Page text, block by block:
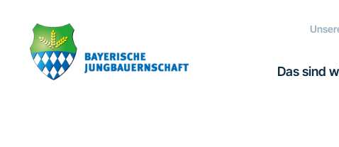
Hauptnavigation
springen
springen
Fußzeile
springen
Das sind